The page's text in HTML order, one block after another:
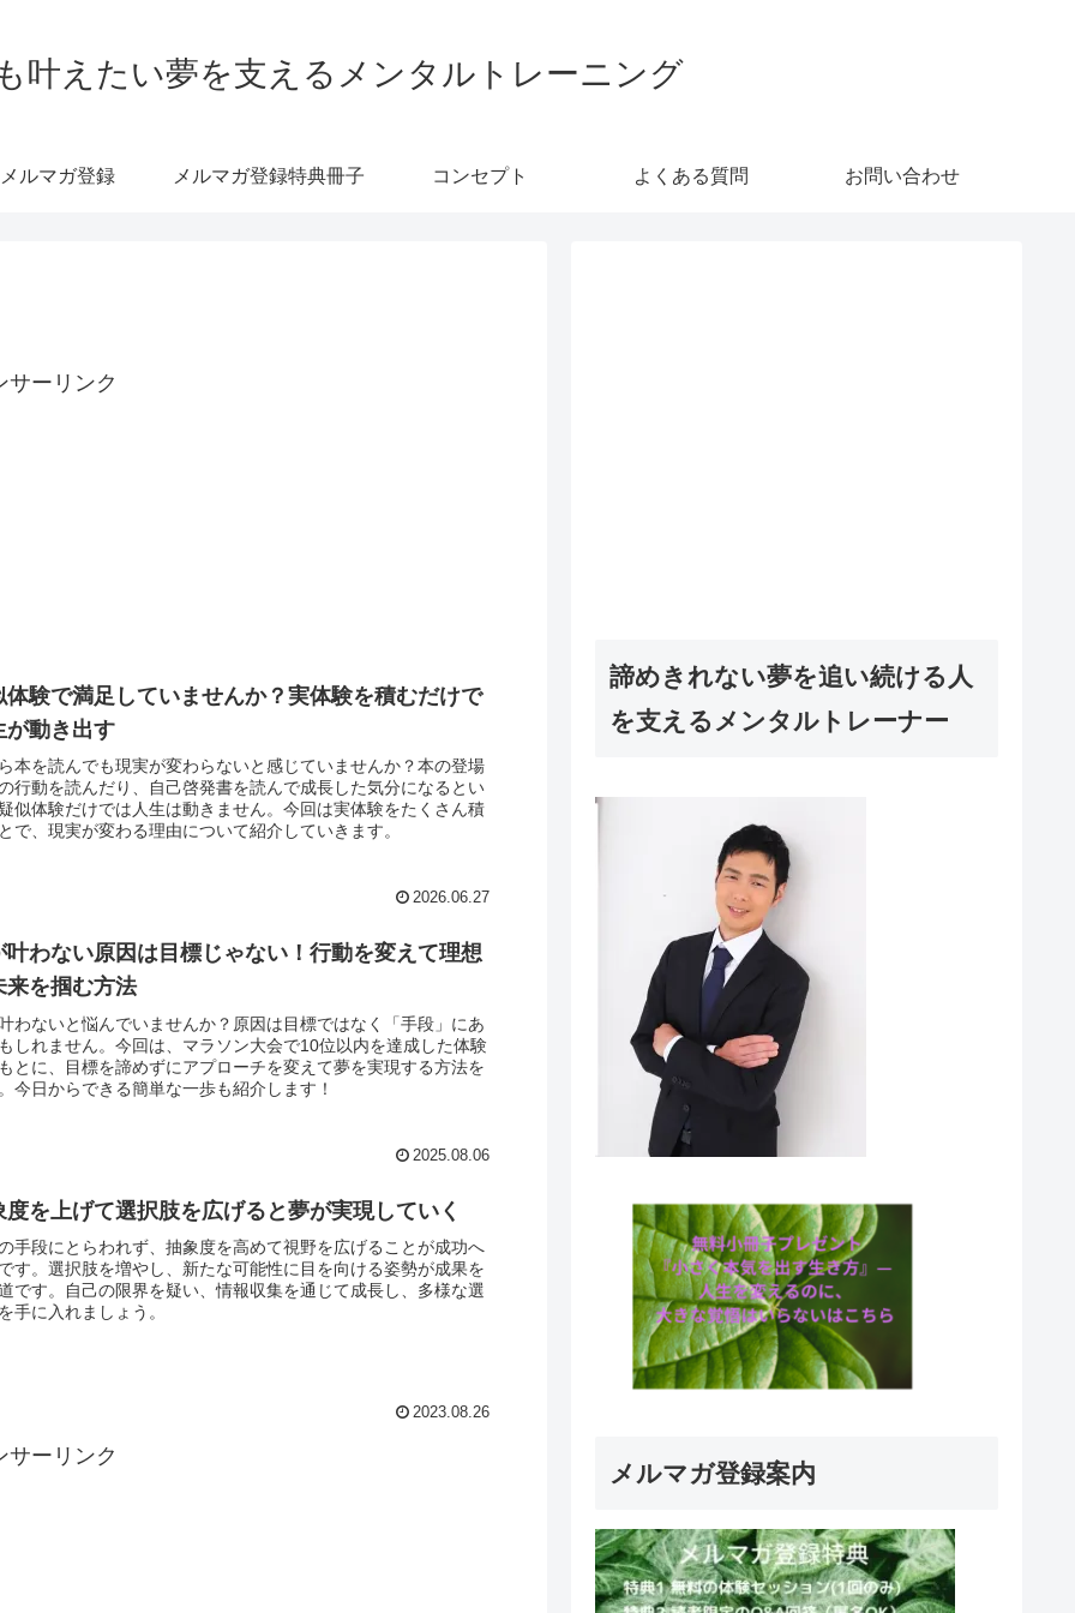
叶えたい夢を支えるメンタルトレーニング
メルマガ登録 メルマガ登録特典冊子 コンセプト よくある質問 お問い合わせ
サーリンク
体験で満足していませんか？実体験を積むだけで
が動き出す
本を読んでも現実が変わらないと感じていませんか？本の登場
行動を読んだり、自己啓発書を読んで成長した気分になるとい
似体験だけでは人生は動きません。今回は実体験をたくさん積
で、現実が変わる理由について紹介していきます。
2026.06.27
叶わない原因は目標じゃない！行動を変えて理想
来を掴む方法
わないと悩んでいませんか？原因は目標ではなく「手段」にあ
しれません。今回は、マラソン大会で10位以内を達成した体験
とに、目標を諦めずにアプローチを変えて夢を実現する方法を
今日からできる簡単な一歩も紹介します！
2025.08.06
度を上げて選択肢を広げると夢が実現していく
手段にとらわれず、抽象度を高めて視野を広げることが成功へ
す。選択肢を増やし、新たな可能性に目を向ける姿勢が成果を
です。自己の限界を疑い、情報収集を通じて成長し、多様な選
手に入れましょう。
2023.08.26
サーリンク
諦めきれない夢を追い続ける人
を支えるメンタルトレーナー
メルマガ登録案内